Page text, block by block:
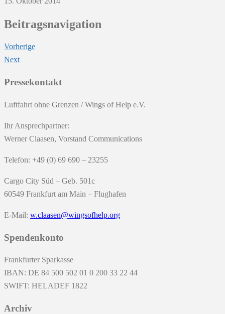
Beitragsnavigation
Vorherige
Next
Pressekontakt
Luftfahrt ohne Grenzen / Wings of Help e.V.
Ihr Ansprechpartner:
Werner Claasen, Vorstand Communications
Telefon: +49 (0) 69 690 – 23255
Cargo City Süd – Geb. 501c
60549 Frankfurt am Main – Flughafen
E-Mail: w.claasen@wingsofhelp.org
Spendenkonto
Frankfurter Sparkasse
IBAN: DE 84 500 502 01 0 200 33 22 44
SWIFT: HELADEF 1822
Archiv